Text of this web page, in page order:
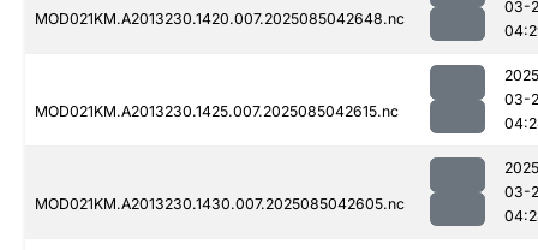
MOD021KM.A2013230.1420.007.2025085042648.nc
03-
MOD021KM.A2013230.1425.007.2025085042615.nc
03-
MOD021KM.A2013230.1430.007.2025085042605.nc
03-